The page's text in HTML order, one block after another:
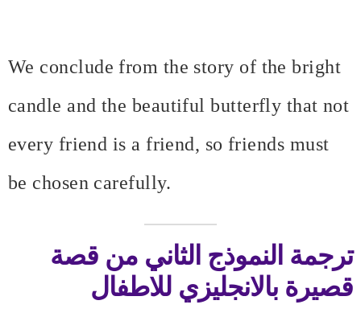
We conclude from the story of the bright
candle and the beautiful butterfly that not
every friend is a friend, so friends must
be chosen carefully.
ترجمة النموذج الثاني من قصة
قصيرة بالانجليزي للاطفال